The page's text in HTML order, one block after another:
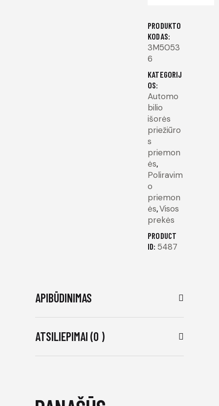
PRODUKTO
KODAS:
3M5053
6
KATEGORIJ
OS:
Automo
bilio
išorės
priežiūro
s
priemon
ės,
Poliravim
o
priemon
ės,Visos
prekės
PRODUCT
ID: 5487
APIBŪDINIMAS
ATSILIEPIMAI (0 )